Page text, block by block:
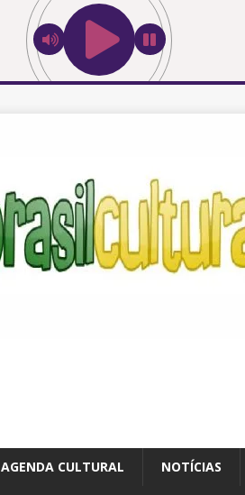
AGENDA CULTURAL NOTÍCIAS